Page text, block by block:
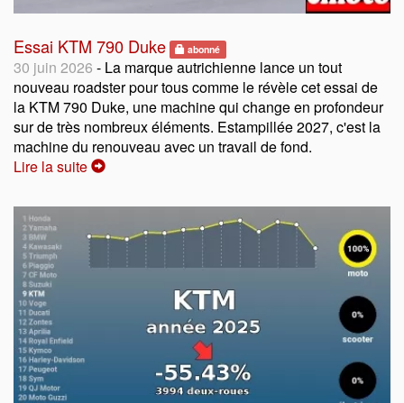
Essai KTM 790 Duke abonné
30 juin 2026 - La marque autrichienne lance un tout
nouveau roadster pour tous comme le révèle cet essai de
la KTM 790 Duke, une machine qui change en profondeur
sur de très nombreux éléments. Estampillée 2027, c'est la
machine du renouveau avec un travail de fond.
Lire la suite